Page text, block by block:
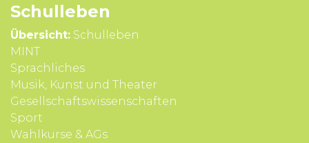
Schul­leben
Übersicht: Schulleben
MINT
Sprach­liches
Musik, Kunst und Theater
Gesell­schafts­wissen­schaften
Sport
Wahl­kurse & AGs